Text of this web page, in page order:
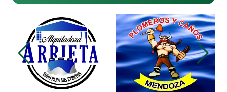
Belleza
Bordados y Estampados